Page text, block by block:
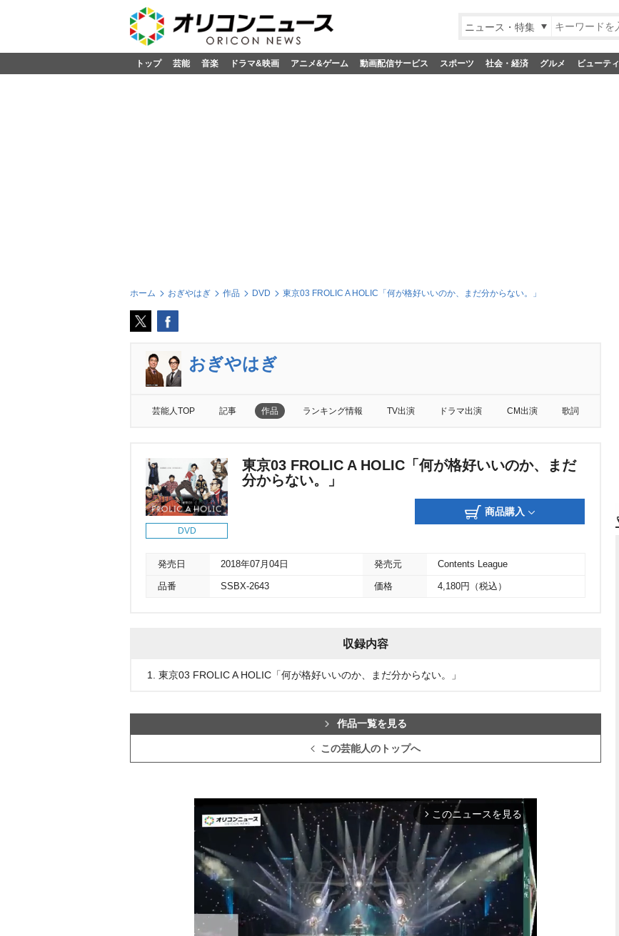
ニュース・特集
トップ 芸能 音楽 ドラマ&映画 アニメ&ゲーム 動画配信サービス スポーツ 社会・経済 グルメ ビューティ
ホーム おぎやはぎ 作品 DVD 東京03 FROLIC A HOLIC「何が格好いいのか、まだ分からない。」
おぎやはぎ
芸能人TOP 記事 作品 ランキング情報 TV出演 ドラマ出演 CM出演 歌詞
DVD
東京03 FROLIC A HOLIC「何が格好いいのか、まだ
分からない。」
商品購入
発売日 2018年07月04日 発売元 Contents League
品番 SSBX-2643 価格 4,180円（税込）
収録内容
1. 東京03 FROLIC A HOLIC「何が格好いいのか、まだ分からない。」
作品一覧を見る
この芸能人のトップへ
arrow_forward_ios このニュースを見る